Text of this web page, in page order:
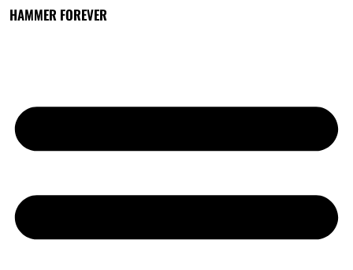
HAMMER FOREVER